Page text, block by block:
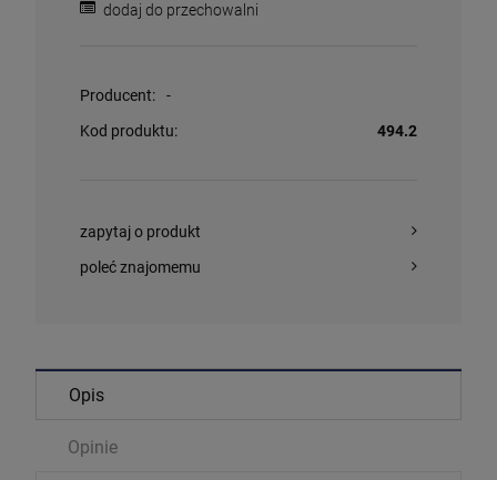
dodaj do przechowalni
Producent:
-
Kod produktu:
494.2
zapytaj o produkt
poleć znajomemu
Opis
Opinie